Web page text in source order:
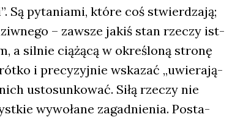
Są pyta­nia­mi, któ­re coś stwier­dza­ją;
– zawsze jakiś stan rze­czy ist­
a sil­nie cią­żą­cą w okre­ślo­ną stro­nę
i pre­cy­zyj­nie wska­zać „uwie­ra­ją­
usto­sun­ko­wać. Siłą rze­czy nie
wywo­ła­ne zagad­nie­nia. Posta­